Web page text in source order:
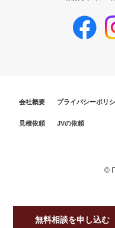
無料相談を申し込む
会社概要 プライバシーポリ
見積依頼 JVの依頼
©